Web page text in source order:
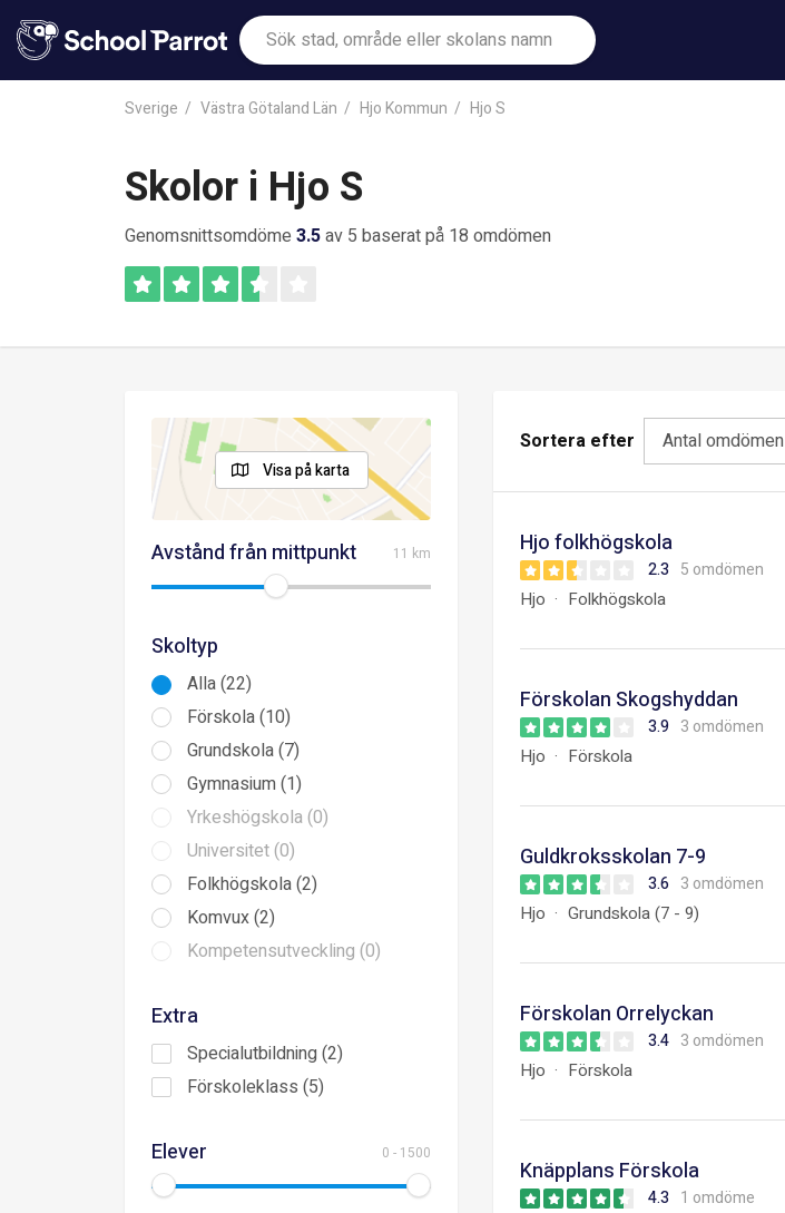
Sverige Västra Götaland Län Hjo Kommun Hjo S
Skolor i Hjo S
Genomsnittsomdöme 3.5av 5 baserat på 18 omdömen
Visa på karta
Avstånd från mittpunkt 11 km
Skoltyp
Alla (22)
Förskola (10)
Grundskola (7)
Gymnasium (1)
Yrkeshögskola (0)
Universitet (0)
Folkhögskola (2)
Komvux (2)
Kompetensutveckling (0)
Extra
Specialutbildning (2)
Förskoleklass (5)
Elever 0 - 1500
Sortera efter Antal omdömen
Hjo folkhögskola
2.3 5 omdömen
Hjo Folkhögskola
Förskolan Skogshyddan
3.9 3 omdömen
Hjo Förskola
Guldkroksskolan 7-9
3.6 3 omdömen
Hjo Grundskola (7 - 9)
Förskolan Orrelyckan
3.4 3 omdömen
Hjo Förskola
Knäpplans Förskola
4.3 1 omdöme